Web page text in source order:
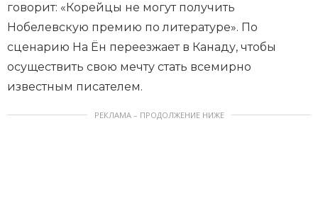
говорит: «Корейцы не могут получить
Нобелевскую премию по литературе». По
сценарию На Ён переезжает в Канаду, чтобы
осуществить свою мечту стать всемирно
известным писателем.
РЕКЛАМА – ПРОДОЛЖЕНИЕ НИЖЕ